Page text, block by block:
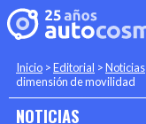
Inicio >Editorial >Noticias
dimensión de movilidad
NOTICIAS